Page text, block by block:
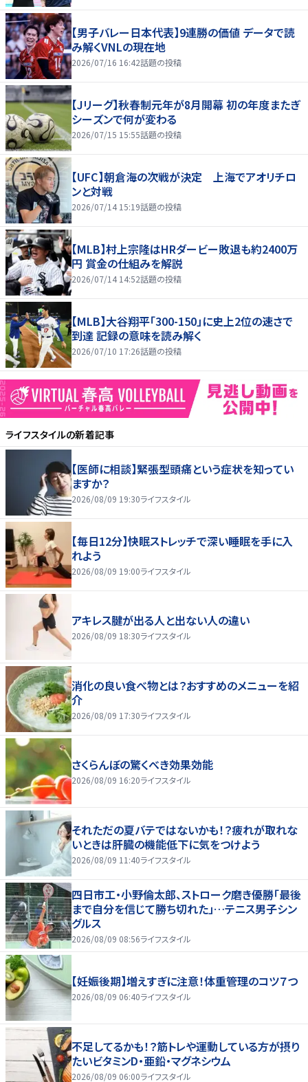
【男子バレー日本代表】9連勝の価値 データで読
み解くVNLの現在地
2026/07/16 16:42話題の投稿
【Jリーグ】秋春制元年が8月開幕 初の年度またぎ
シーズンで何が変わる
2026/07/15 15:55話題の投稿
【UFC】朝倉海の次戦が決定 上海でアオリチロ
ンと対戦
2026/07/14 15:19話題の投稿
【MLB】村上宗隆はHRダービー敗退も約2400万
円 賞金の仕組みを解説
2026/07/14 14:52話題の投稿
【MLB】大谷翔平「300-150」に史上2位の速さで
到達 記録の意味を読み解く
2026/07/10 17:26話題の投稿
ライフスタイルの新着記事
【医師に相談】緊張型頭痛という症状を知ってい
ますか？
2026/08/09 19:30ライフスタイル
【毎日12分】快眠ストレッチで深い睡眠を手に入
れよう
2026/08/09 19:00ライフスタイル
アキレス腱が出る人と出ない人の違い
2026/08/09 18:30ライフスタイル
消化の良い食べ物とは？おすすめのメニューを紹
介
2026/08/09 17:30ライフスタイル
さくらんぼの驚くべき効果効能
2026/08/09 16:20ライフスタイル
それただの夏バテではないかも！？疲れが取れな
いときは肝臓の機能低下に気をつけよう
2026/08/09 11:40ライフスタイル
四日市工・小野倫太郎、ストローク磨き優勝「最後
まで自分を信じて勝ち切れた」…テニス男子シン
グルス
2026/08/09 08:56ライフスタイル
【妊娠後期】増えすぎに注意！体重管理のコツ７つ
2026/08/09 06:40ライフスタイル
不足してるかも！？筋トレや運動している方が摂り
たいビタミンD・亜鉛・マグネシウム
2026/08/09 06:00ライフスタイル